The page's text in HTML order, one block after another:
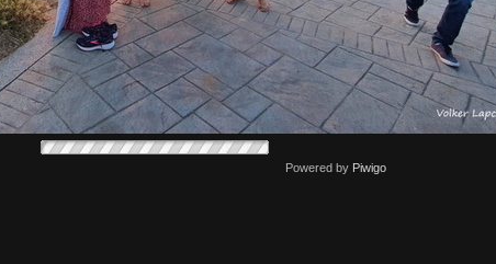
Powered by Piwigo